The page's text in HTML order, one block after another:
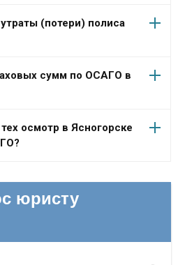
(потери) полиса
сумм по ОСАГО в
осмотр в Ясногорске